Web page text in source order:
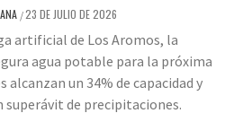
/23 DE JULIO DE 2026
artificial de Los Aromos, la
agua potable para la próxima
alcanzan un 34% de capacidad y
de precipitaciones.